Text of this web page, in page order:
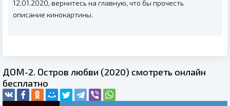
12.01.2020, вернитесь на главную, что бы прочесть
описание кинокартины.
ДОМ-2. Остров любви (2020) смотреть онлайн
бесплатно